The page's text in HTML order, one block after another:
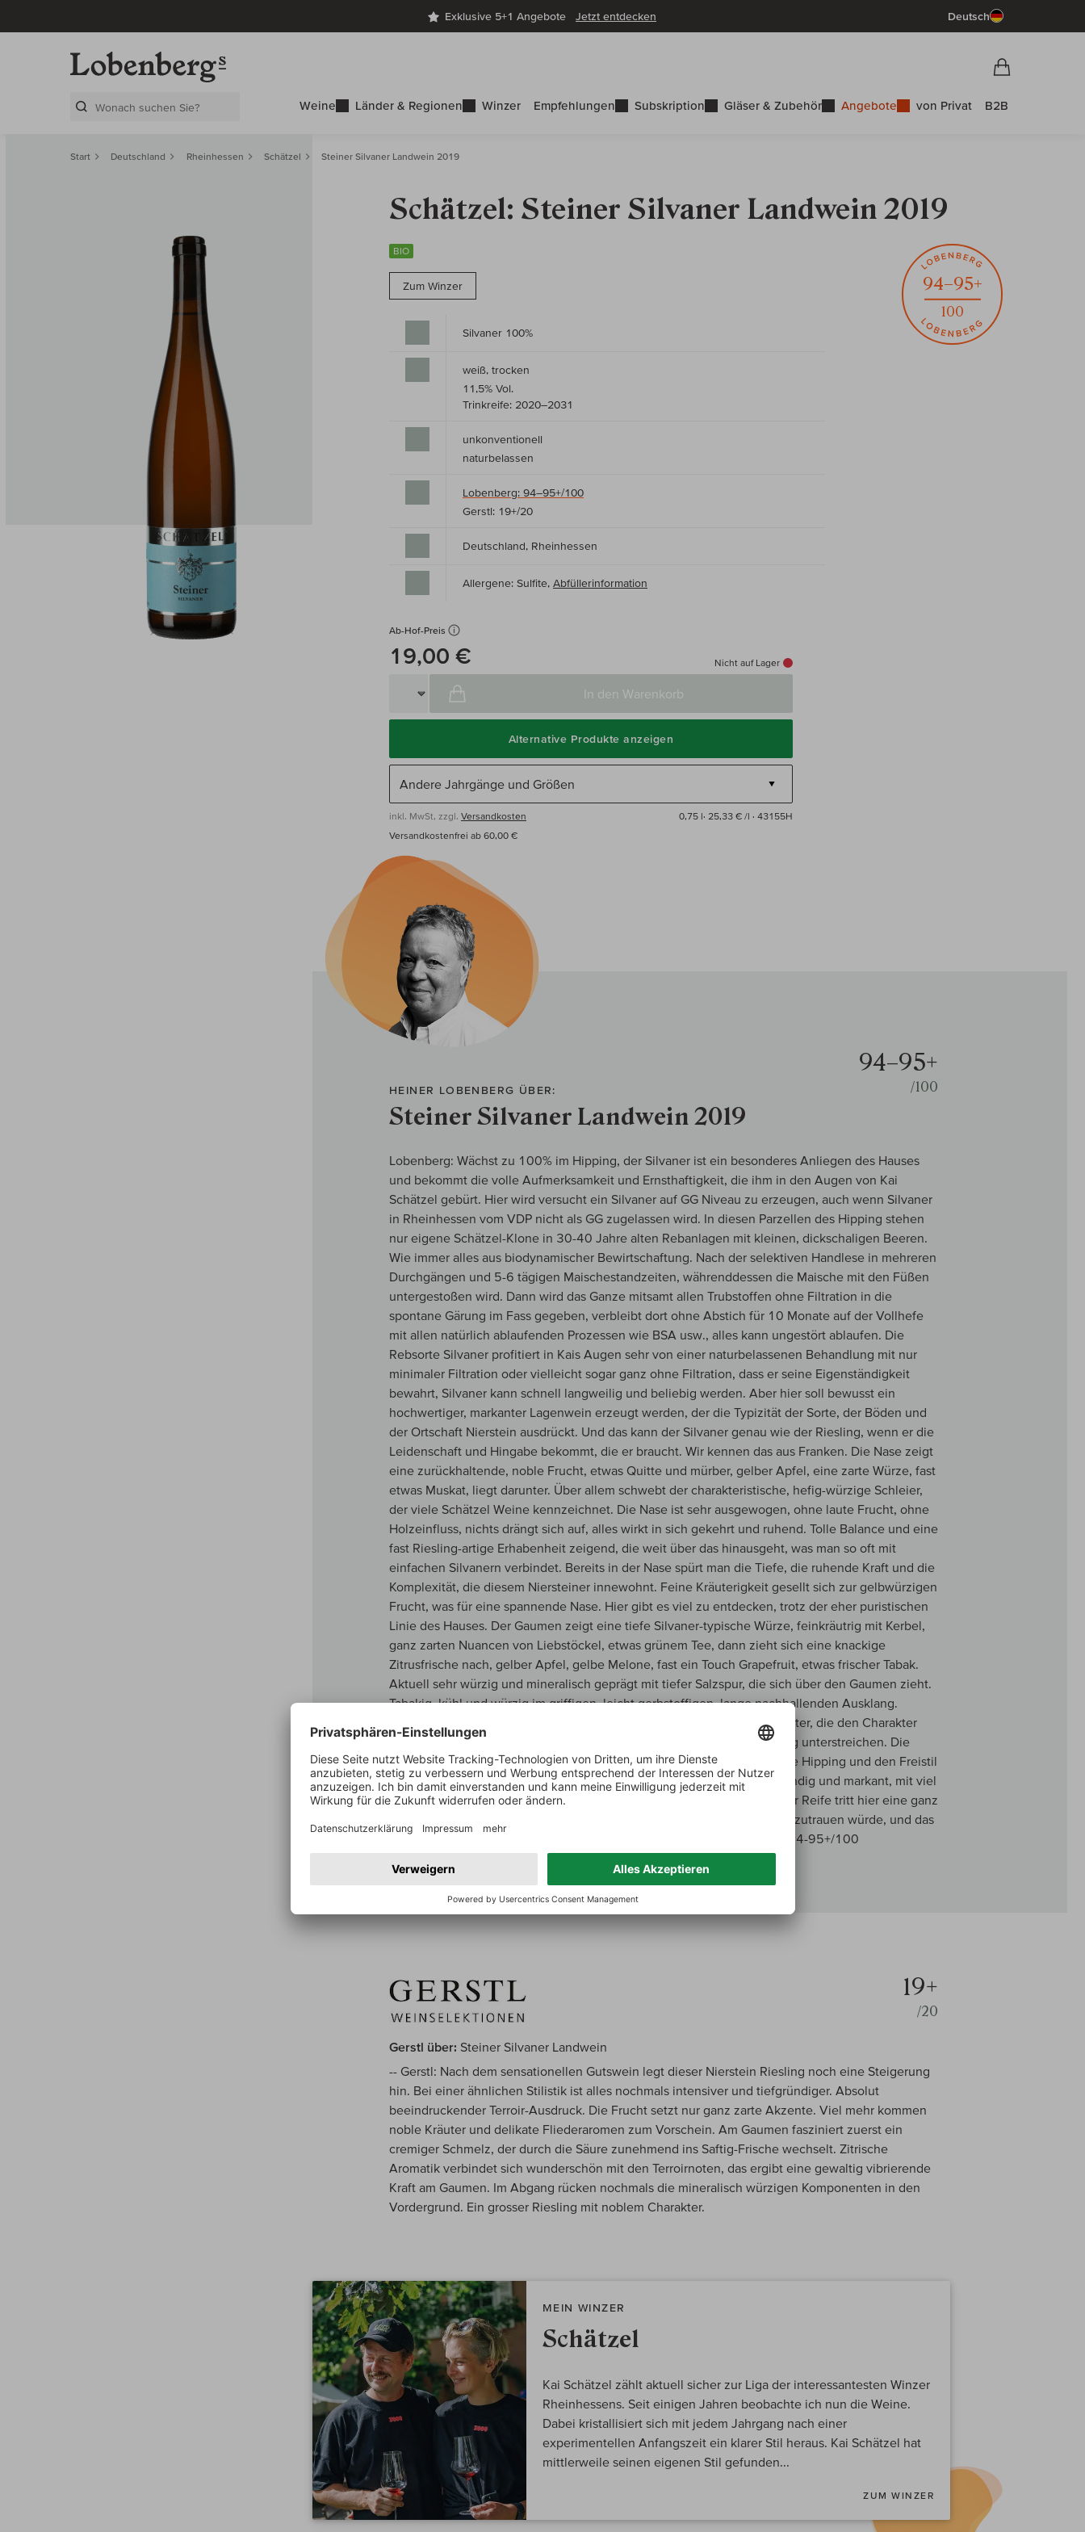
Exklusive 5+1 Angebote Jetzt entdecken Deutsch
Weine Länder & Regionen Winzer Empfehlungen Subskription Gläser & Zubehör Angebote von Privat B2B
Start Deutschland Rheinhessen Schätzel Steiner Silvaner Landwein 2019
Schätzel: Steiner Silvaner Landwein 2019
BIO
Zum Winzer 94–95+
100
Silvaner 100%
weiß, trocken
11,5% Vol.
Trinkreife: 2020–2031
unkonventionell
naturbelassen
Lobenberg: 94–95+/100
Gerstl: 19+/20
Deutschland, Rheinhessen
Allergene: Sulfite, Abfüllerinformation
Ab-Hof-Preis
19,00 € Nicht auf Lager
In den Warenkorb
Alternative Produkte anzeigen
inkl. MwSt, zzgl. Versandkosten 0,75 l· 25,33 € /l · 43155H
Versandkostenfrei ab 60,00 €
HEINER LOBENBERG ÜBER:
Steiner Silvaner Landwein 2019
94–95+
/100
Lobenberg: Wächst zu 100% im Hipping, der Silvaner ist ein besonderes Anliegen des Hauses
und bekommt die volle Aufmerksamkeit und Ernsthaftigkeit, die ihm in den Augen von Kai
Schätzel gebürt. Hier wird versucht ein Silvaner auf GG Niveau zu erzeugen, auch wenn Silvaner
in Rheinhessen vom VDP nicht als GG zugelassen wird. In diesen Parzellen des Hipping stehen
nur eigene Schätzel-Klone in 30-40 Jahre alten Rebanlagen mit kleinen, dickschaligen Beeren.
Wie immer alles aus biodynamischer Bewirtschaftung. Nach der selektiven Handlese in mehreren
Durchgängen und 5-6 tägigen Maischestandzeiten, währenddessen die Maische mit den Füßen
untergestoßen wird. Dann wird das Ganze mitsamt allen Trubstoffen ohne Filtration in die
spontane Gärung im Fass gegeben, verbleibt dort ohne Abstich für 10 Monate auf der Vollhefe
mit allen natürlich ablaufenden Prozessen wie BSA usw., alles kann ungestört ablaufen. Die
Rebsorte Silvaner profitiert in Kais Augen sehr von einer naturbelassenen Behandlung mit nur
minimaler Filtration oder vielleicht sogar ganz ohne Filtration, dass er seine Eigenständigkeit
bewahrt, Silvaner kann schnell langweilig und beliebig werden. Aber hier soll bewusst ein
hochwertiger, markanter Lagenwein erzeugt werden, der die Typizität der Sorte, der Böden und
der Ortschaft Nierstein ausdrückt. Und das kann der Silvaner genau wie der Riesling, wenn er die
Leidenschaft und Hingabe bekommt, die er braucht. Wir kennen das aus Franken. Die Nase zeigt
eine zurückhaltende, noble Frucht, etwas Quitte und mürber, gelber Apfel, eine zarte Würze, fast
etwas Muskat, liegt darunter. Über allem schwebt der charakteristische, hefig-würzige Schleier,
der viele Schätzel Weine kennzeichnet. Die Nase ist sehr ausgewogen, ohne laute Frucht, ohne
Holzeinfluss, nichts drängt sich auf, alles wirkt in sich gekehrt und ruhend. Tolle Balance und eine
fast Riesling-artige Erhabenheit zeigend, die weit über das hinausgeht, was man so oft mit
einfachen Silvanern verbindet. Bereits in der Nase spürt man die Tiefe, die ruhende Kraft und die
Komplexität, die diesem Niersteiner innewohnt. Feine Kräuterigkeit gesellt sich zur gelbwürzigen
Frucht, was für eine spannende Nase. Hier gibt es viel zu entdecken, trotz der eher puristischen
Linie des Hauses. Der Gaumen zeigt eine tiefe Silvaner-typische Würze, feinkräutrig mit Kerbel,
ganz zarten Nuancen von Liebstöckel, etwas grünem Tee, dann zieht sich eine knackige
Zitrusfrische nach, gelber Apfel, gelbe Melone, fast ein Touch Grapefruit, etwas frischer Tabak.
Aktuell sehr würzig und mineralisch geprägt mit tiefer Salzspur, die sich über den Gaumen zieht.
Tabakig, kühl und würzig im griffigen, leicht gerbstoffigen, lange nachhallenden Ausklang.
Saftiger gelber Pfirsich, ganz reife Grapefruit und viel, viel Salz und Kräuter, die den Charakter
dieses Weines prägen und ganz eindeutig die Herkunft aus dem Hipping unterstreichen. Die
Rebsorte Silvaner ist hier nur das Werkzeug, um die herausragende Lage Hipping und den Freistil
des Weinguts Schätzel auszudrücken. Ein großer Terroir Wein, eigenständig und markant, mit viel
Substanz und innerer Spannkraft für ein langes Leben. Mit zunehmender Reife tritt hier eine ganz
große Feinheit und Noblesse zu Tage, die man einem Silvaner gar nicht zutrauen würde, und das
alles ohne seine Frische und seinen lebendig saftigen Stil zu verraten. 94-95+/100
19+
/20
Gerstl über: Steiner Silvaner Landwein
-- Gerstl: Nach dem sensationellen Gutswein legt dieser Nierstein Riesling noch eine Steigerung
hin. Bei einer ähnlichen Stilistik ist alles nochmals intensiver und tiefgründiger. Absolut
beeindruckender Terroir-Ausdruck. Die Frucht setzt nur ganz zarte Akzente. Viel mehr kommen
noble Kräuter und delikate Fliederaromen zum Vorschein. Am Gaumen fasziniert zuerst ein
cremiger Schmelz, der durch die Säure zunehmend ins Saftig-Frische wechselt. Zitrische
Aromatik verbindet sich wunderschön mit den Terroirnoten, das ergibt eine gewaltig vibrierende
Kraft am Gaumen. Im Abgang rücken nochmals die mineralisch würzigen Komponenten in den
Vordergrund. Ein grosser Riesling mit noblem Charakter.
MEIN WINZER
Schätzel
Kai Schätzel zählt aktuell sicher zur Liga der interessantesten Winzer
Rheinhessens. Seit einigen Jahren beobachte ich nun die Weine.
Dabei kristallisiert sich mit jedem Jahrgang nach einer
experimentellen Anfangszeit ein klarer Stil heraus. Kai Schätzel hat
mittlerweile seinen eigenen Stil gefunden...
ZUM WINZER